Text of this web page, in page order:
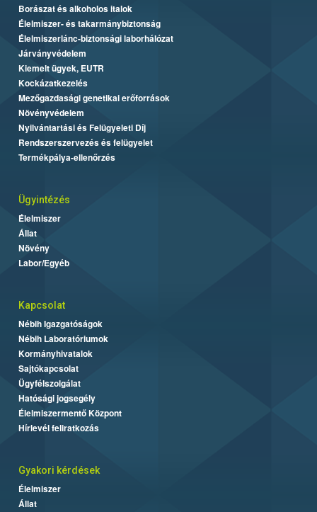
Borászat és alkoholos italok
Élelmiszer- és takarmánybiztonság
Élelmiszerlánc-biztonsági laborhálózat
Járványvédelem
Kiemelt ügyek, EUTR
Kockázatkezelés
Mezőgazdasági genetikai erőforrások
Növényvédelem
Nyilvántartási és Felügyeleti Díj
Rendszerszervezés és felügyelet
Termékpálya-ellenőrzés
Ügyintézés
Élelmiszer
Állat
Növény
Labor/Egyéb
Kapcsolat
Nébih Igazgatóságok
Nébih Laboratóriumok
Kormányhivatalok
Sajtókapcsolat
Ügyfélszolgálat
Hatósági jogsegély
Élelmiszermentő Központ
Hírlevél feliratkozás
Gyakori kérdések
Élelmiszer
Állat